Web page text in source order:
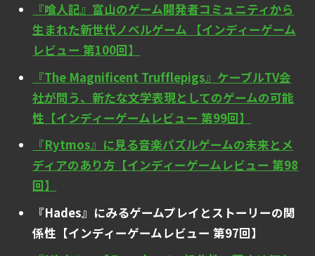
『喰人記』富山のゲーム開発者コミュニティから
生まれた新世代ノベルゲーム 【インディーゲーム
レビュー 第100回】
『The Magnificent Trufflepigs』ケーブルTV会
社が問う、新たな文学表現としてのゲームの可能
性【インディーゲームレビュー 第99回】
『Rytmos』に見る音楽パズルゲームの未来とメ
ディアのあり方【インディーゲームレビュー 第98
回】
『Hades』にみるゲームプレイとストーリーの関
係性【インディーゲームレビュー 第97回】